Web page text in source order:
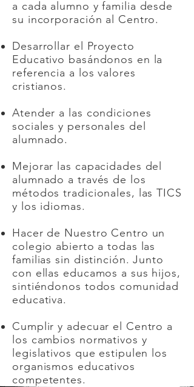
a cada alumno y familia desde
su incorporación al Centro.
Desarrollar el Proyecto
Educativo basándonos en la
referencia a los valores
cristianos.
Atender a las condiciones
sociales y personales del
alumnado.
Mejorar las capacidades del
alumnado a través de los
métodos tradicionales, las TICS
y los idiomas.
Hacer de Nuestro Centro un
colegio abierto a todas las
familias sin distinción. Junto
con ellas educamos a sus hijos,
sintiéndonos todos comunidad
educativa.
Cumplir y adecuar el Centro a
los cambios normativos y
legislativos que estipulen los
organismos educativos
competentes.